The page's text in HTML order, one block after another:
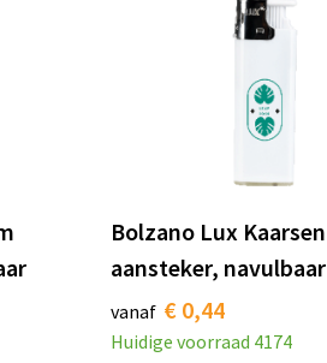
Bolzano Lux Kaarsen
aansteker, navulbaar
vanaf € 0,44
Huidige voorraad 4174